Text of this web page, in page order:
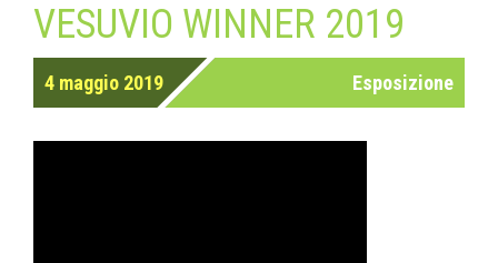
VESUVIO WINNER 2019
4 maggio 2019 Esposizione